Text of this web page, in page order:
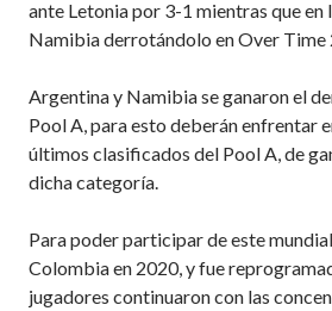
ante Letonia por 3-1 mientras que
Namibia derrotándolo en Over Time
Argentina y Namibia se ganaron el
Pool A, para esto deberán enfrentar
últimos clasificados del Pool A, de
dicha categoría.
Para poder participar de este
Colombia en 2020, y fue
jugadores continuaron con las